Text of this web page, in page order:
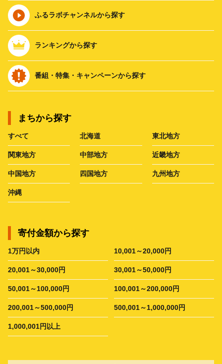
ふるラボチャンネルから探す
ランキングから探す
番組・特集・キャンペーンから探す
まちから探す
すべて 北海道 東北地方
関東地方 中部地方 近畿地方
中国地方 四国地方 九州地方
沖縄
寄付金額から探す
1万円以内 10,001～20,000円
20,001～30,000円 30,001～50,000円
50,001～100,000円 100,001～200,000円
200,001～500,000円 500,001～1,000,000円
1,000,001円以上